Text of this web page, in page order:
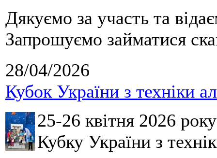
Дякуємо за участь та
Запрошуємо займатися
28/04/2026
Кубок України з техніки
25-26 квітня 2026
Кубку України з